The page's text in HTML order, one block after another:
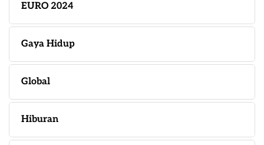
EURO 2024
Gaya Hidup
Global
Hiburan